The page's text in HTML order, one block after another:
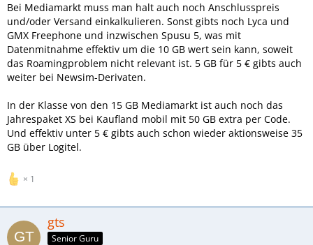
Bei Mediamarkt muss man halt auch noch Anschlusspreis
und/oder Versand einkalkulieren. Sonst gibts noch Lyca und
GMX Freephone und inzwischen Spusu 5, was mit
Datenmitnahme effektiv um die 10 GB wert sein kann, soweit
das Roamingproblem nicht relevant ist. 5 GB für 5 € gibts auch
weiter bei Newsim-Derivaten.
In der Klasse von den 15 GB Mediamarkt ist auch noch das
Jahrespaket XS bei Kaufland mobil mit 50 GB extra per Code.
Und effektiv unter 5 € gibts auch schon wieder aktionsweise 35
GB über Logitel.
1
gts
Senior Guru